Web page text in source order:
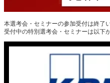
本選考会・セミナーの参加受付は終了
受付中の特別選考会・セミナーは以下